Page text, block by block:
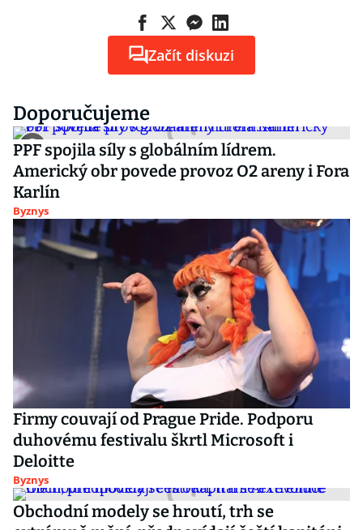
Začít diskuzi
Doporučujeme
PPF spojila síly s globálním lídrem.
Americký obr povede provoz O2 areny i Fora
Karlín
Byznys
Firmy couvají od Prague Pride. Podporu
duhovému festivalu škrtl Microsoft i
Deloitte
Byznys
Obchodní modely se hroutí, trh se